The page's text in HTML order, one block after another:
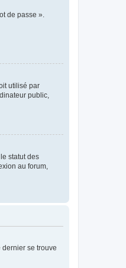
de passe ».
utilisé par
public,
statut des
au forum,
se trouve